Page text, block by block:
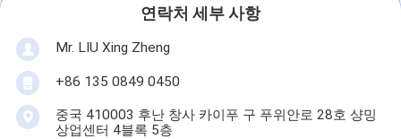
연락처 세부 사항
Mr. LIU Xing Zheng
+86 135 0849 0450
중국 410003 후난 창사 카이푸 구 푸위안로 28호 샹밍
상업센터 4블록 5층